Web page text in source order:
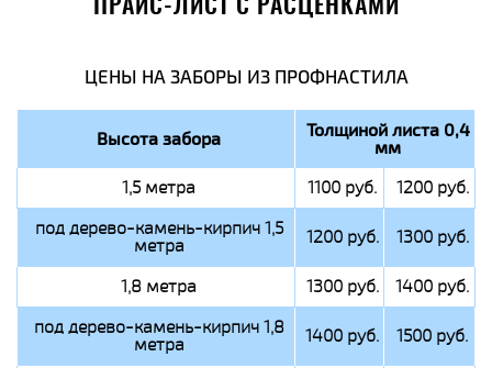
ПРАЙС-ЛИСТ С РАСЦЕНКАМИ
ЦЕНЫ НА ЗАБОРЫ ИЗ ПРОФНАСТИЛА
Высота забора Толщиной листа 0,4
мм
1,5 метра 1100 руб.
1200 руб.
под дерево-камень-кирпич 1,5
метра 1200 руб. 1300 руб.
1,8 метра 1300 руб.
1400 руб.
под дерево-камень-кирпич 1,8
метра 1400 руб. 1500 руб.